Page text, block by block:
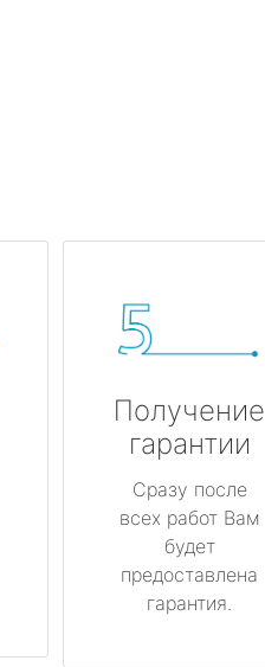
Получение
гарантии
Сразу после
всех работ Вам
будет
предоставлена
гарантия.